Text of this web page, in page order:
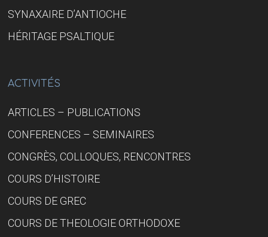
SYNAXAIRE D’ANTIOCHE
HÉRITAGE PSALTIQUE
ACTIVITÉS
ARTICLES – PUBLICATIONS
CONFERENCES – SEMINAIRES
CONGRÈS, COLLOQUES, RENCONTRES
COURS D’HISTOIRE
COURS DE GREC
COURS DE THEOLOGIE ORTHODOXE